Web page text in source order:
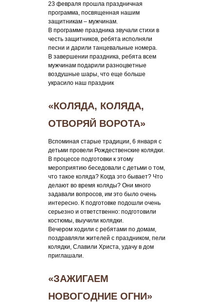
23 февраля прошла праздничная
программа, посвященная нашим
защитникам – мужчинам.
В программе праздника звучали стихи в
честь защитников, ребята исполняли
песни и дарили танцевальные номера.
В завершении праздника, ребята всем
мужчинам подарили разноцветные
воздушные шары, что еще больше
украсило наш праздник
«КОЛЯДА, КОЛЯДА,
ОТВОРЯЙ ВОРОТА»
Вспоминая старые традиции, 6 января с
детьми провели Рождественские колядки.
В процессе подготовки к этому
мероприятию беседовали с детьми о том,
что такое коляда? Когда это бывает? Что
делают во время коляды? Они много
задавали вопросов, им это было очень
интересно. К подготовке подошли очень
серьезно и ответственно: подготовили
костюмы, выучили колядки.
Вечером ходили с ребятами по домам,
поздравляли жителей с праздником, пели
колядки, Славили Христа, удачу в дом
приглашали.
«ЗАЖИГАЕМ
НОВОГОДНИЕ ОГНИ»